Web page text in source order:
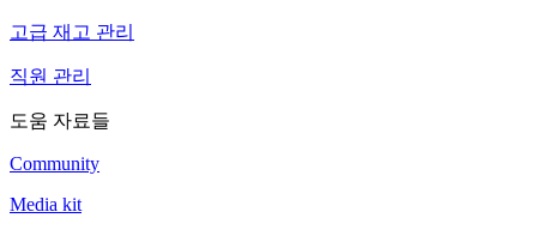
고급 재고 관리
직원 관리
도움 자료들
Community
Media kit